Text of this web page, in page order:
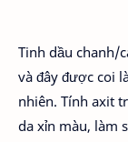
Tinh dầu chanh/
và đây được coi
nhiên. Tính axit
da xỉn màu, làm